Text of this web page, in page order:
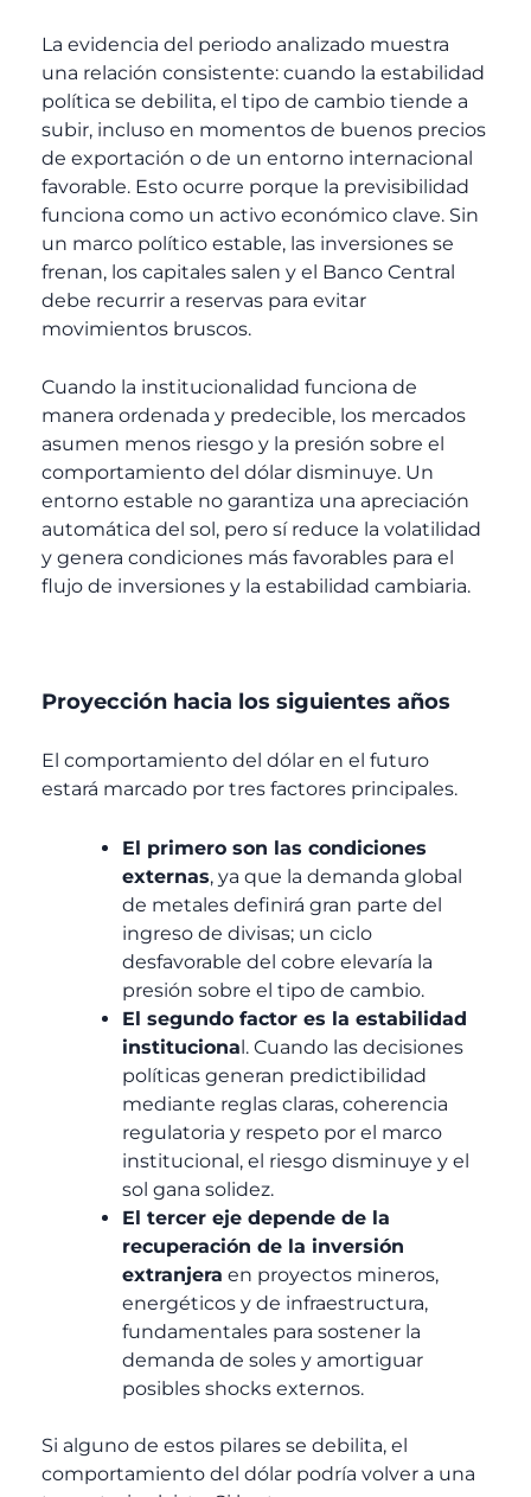
La evidencia del periodo analizado muestra
una relación consistente: cuando la estabilidad
política se debilita, el tipo de cambio tiende a
subir, incluso en momentos de buenos precios
de exportación o de un entorno internacional
favorable. Esto ocurre porque la previsibilidad
funciona como un activo económico clave. Sin
un marco político estable, las inversiones se
frenan, los capitales salen y el Banco Central
debe recurrir a reservas para evitar
movimientos bruscos.
Cuando la institucionalidad funciona de
manera ordenada y predecible, los mercados
asumen menos riesgo y la presión sobre el
comportamiento del dólar disminuye. Un
entorno estable no garantiza una apreciación
automática del sol, pero sí reduce la volatilidad
y genera condiciones más favorables para el
flujo de inversiones y la estabilidad cambiaria.
Proyección hacia los siguientes años
El comportamiento del dólar en el futuro
estará marcado por tres factores principales.
El primero son las condiciones
externas, ya que la demanda global
de metales definirá gran parte del
ingreso de divisas; un ciclo
desfavorable del cobre elevaría la
presión sobre el tipo de cambio.
El segundo factor es la estabilidad
institucional. Cuando las decisiones
políticas generan predictibilidad
mediante reglas claras, coherencia
regulatoria y respeto por el marco
institucional, el riesgo disminuye y el
sol gana solidez.
El tercer eje depende de la
recuperación de la inversión
extranjera en proyectos mineros,
energéticos y de infraestructura,
fundamentales para sostener la
demanda de soles y amortiguar
posibles shocks externos.
Si alguno de estos pilares se debilita, el
comportamiento del dólar podría volver a una